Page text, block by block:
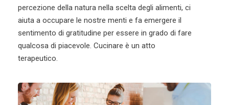
percezione della natura nella scelta degli alimenti, ci
aiuta a occupare le nostre menti e fa emergere il
sentimento di gratitudine per essere in grado di fare
qualcosa di piacevole. Cucinare è un atto
terapeutico.